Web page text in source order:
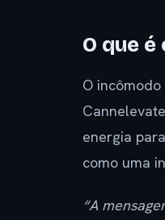
O que
O
energia
como uma
“A